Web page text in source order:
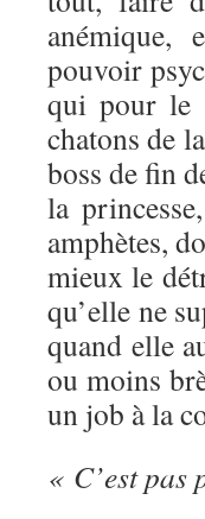
anémique,
pouvoir
qui pour le
chatons de
boss de fin
la
amphètes,
mieux le
qu’elle ne
quand elle
ou moins
un job à la
« C’est pas